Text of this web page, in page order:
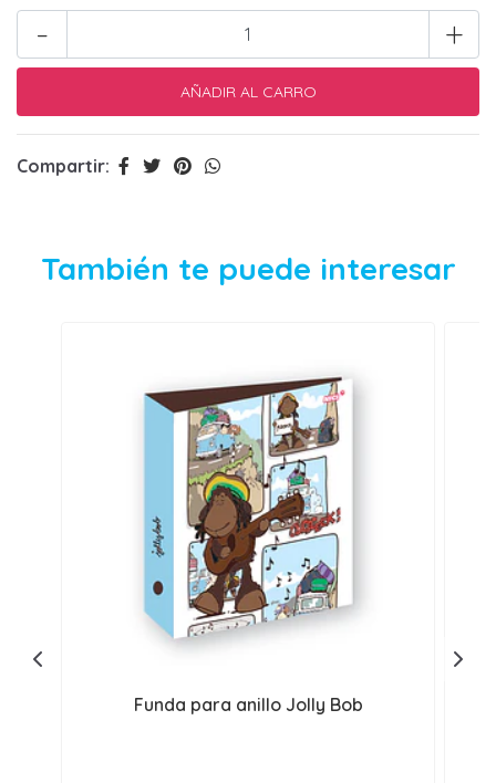
+
-
Compartir:
También te puede interesar
Funda para anillo Jolly Bob